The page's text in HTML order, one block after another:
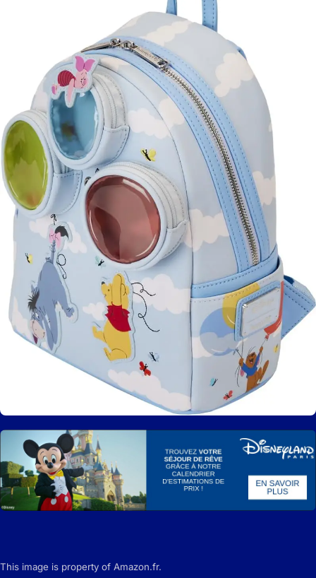
This image is property of Amazon.fr.